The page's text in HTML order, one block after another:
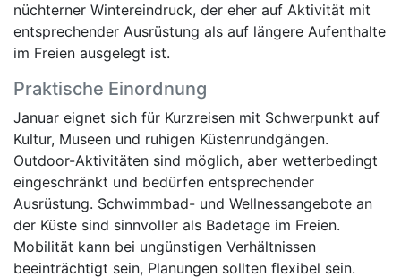
nüchterner Wintereindruck, der eher auf Aktivität mit
entsprechender Ausrüstung als auf längere Aufenthalte
im Freien ausgelegt ist.
Praktische Einordnung
Januar eignet sich für Kurzreisen mit Schwerpunkt auf
Kultur, Museen und ruhigen Küstenrundgängen.
Outdoor-Aktivitäten sind möglich, aber wetterbedingt
eingeschränkt und bedürfen entsprechender
Ausrüstung. Schwimmbad- und Wellnessangebote an
der Küste sind sinnvoller als Badetage im Freien.
Mobilität kann bei ungünstigen Verhältnissen
beeinträchtigt sein, Planungen sollten flexibel sein.